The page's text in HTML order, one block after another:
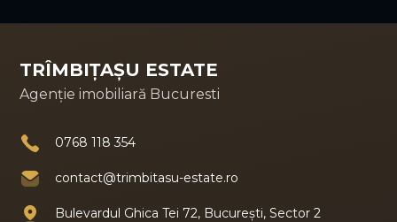
TRÎMBIȚAȘU ESTATE
Agenție imobiliară Bucuresti
0768 118 354
contact@trimbitasu-estate.ro
Bulevardul Ghica Tei 72, București, Sector 2